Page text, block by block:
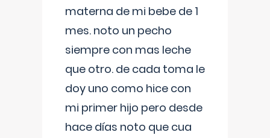
materna de mi bebe de 1
mes. noto un pecho
siempre con mas leche
que otro. de cada toma le
doy uno como hice con
mi primer hijo pero desde
hace días noto que cua